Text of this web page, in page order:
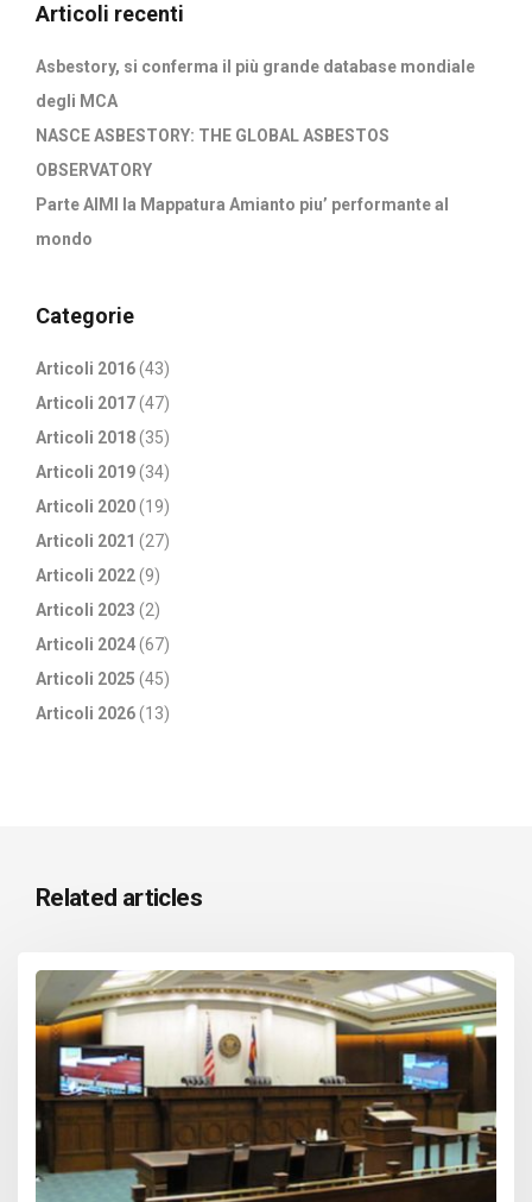
Articoli recenti
Asbestory, si conferma il più grande database mondiale
degli MCA
NASCE ASBESTORY: THE GLOBAL ASBESTOS
OBSERVATORY
Parte AIMI la Mappatura Amianto piu’ performante al
mondo
Categorie
Articoli 2016(43)
Articoli 2017(47)
Articoli 2018(35)
Articoli 2019(34)
Articoli 2020(19)
Articoli 2021 (27)
Articoli 2022(9)
Articoli 2023 (2)
Articoli 2024(67)
Articoli 2025 (45)
Articoli 2026(13)
Related articles